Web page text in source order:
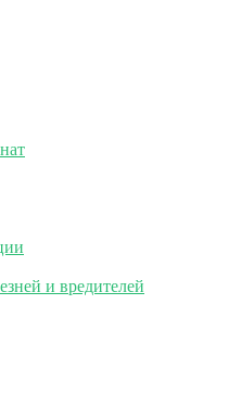
и вредителей